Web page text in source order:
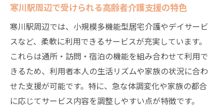
ビス
高齢者介護の負担を減らす在宅サポート術
安心して使える高齢者介護サービスの活用術
信頼できる高齢者介護サービス選びのポイ
ント
高齢者介護サービスの賢い使い方と相談先
寒川駅周辺で受けられる高齢者介護支援の特色
寒川駅周辺では、小規模多機能型居宅介護やデイサービ
スなど、柔軟に利用できるサービスが充実しています。
これらは通所・訪問・宿泊の機能を組み合わせて利用で
きるため、利用者本人の生活リズムや家族の状況に合わ
せた支援が可能です。特に、急な体調変化や家族の都合
に応じてサービス内容を調整しやすい点が特徴です。